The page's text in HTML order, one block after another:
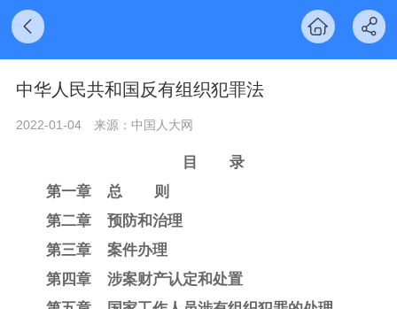
中华人民共和国反有组织犯罪法
2022-01-04 来源：中国人大网
目 录
第一章 总 则
第二章 预防和治理
第三章 案件办理
第四章 涉案财产认定和处置